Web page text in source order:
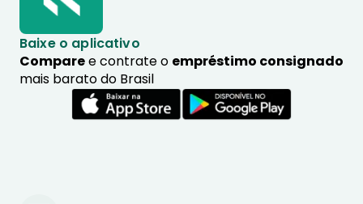
Baixe o aplicativo
Comparee contrate o empréstimo consignado
mais barato do Brasil